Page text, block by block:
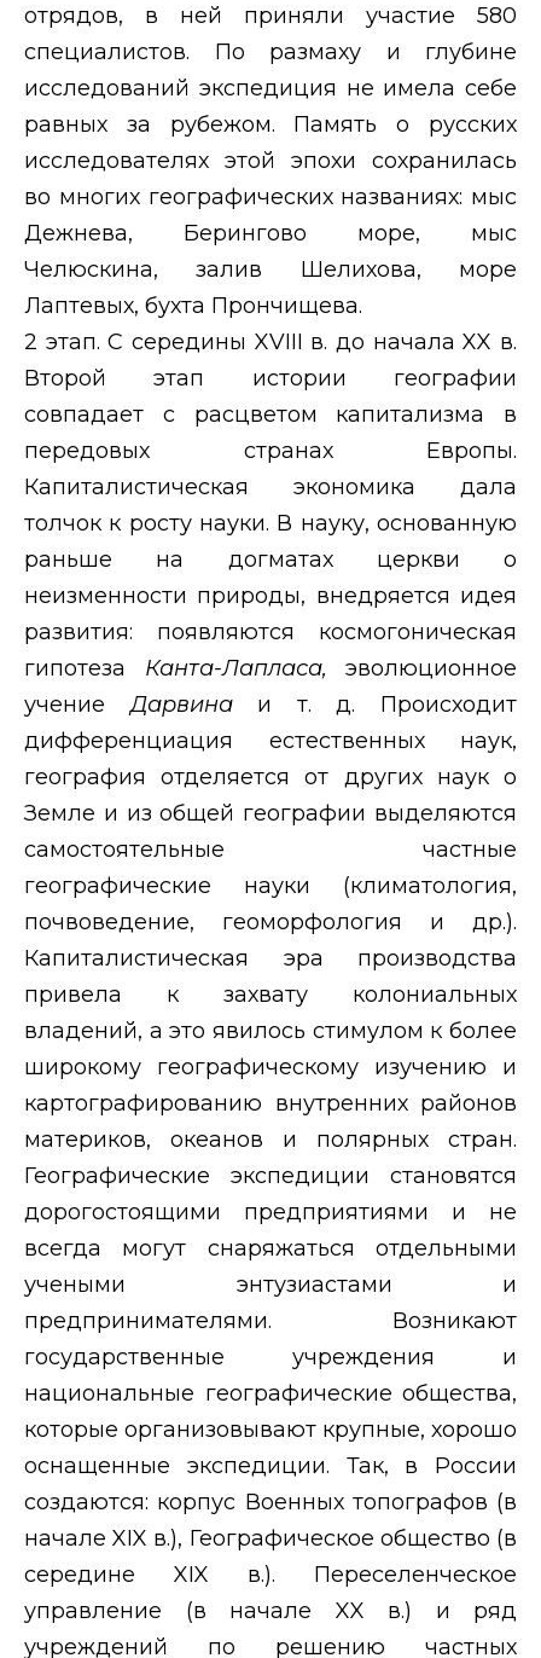
отрядов, в ней приняли участие 580
специалистов. По размаху и глубине
исследований экспедиция не имела себе
равных за рубежом. Память о русских
исследователях этой эпохи сохранилась
во многих географических названиях: мыс
Дежнева, Берингово море, мыс
Челюскина, залив Шелихова, море
Лаптевых, бухта Прончищева.
2 этап. С середины XVIII в. до началаXX в.
Второй этап истории географии
совпадает с расцветом капитализма в
передовых странах Европы.
Капиталистическая экономика дала
толчок к росту науки. В науку, основанную
раньше на догматах церкви о
неизменности природы, внедряется идея
развития: появляются космогоническая
гипотеза Канта-Лапласа, эволюционное
учениеДарвина и т. д. Происходит
дифференциация естественных наук,
география отделяется от других наук о
Земле и из общей географии выделяются
самостоятельные частные
географические науки (климатология,
почвоведение, геоморфология и др.).
Капиталистическая эра производства
привела к захвату колониальных
владений, а это явилось стимулом к более
широкому географическому изучению и
картографированию внутренних районов
материков, океанов и полярных стран.
Географические экспедиции становятся
дорогостоящими предприятиями и не
всегда могут снаряжаться отдельными
учеными энтузиастами и
предпринимателями. Возникают
государственные учреждения и
национальные географические общества,
которые организовывают крупные, хорошо
оснащенные экспедиции. Так, в России
создаются: корпус Военных топографов (в
началеXIX в.), Географическое общество (в
середине XIX в.). Переселенческое
управление (в начале XX в.) и ряд
учреждений по решению частных